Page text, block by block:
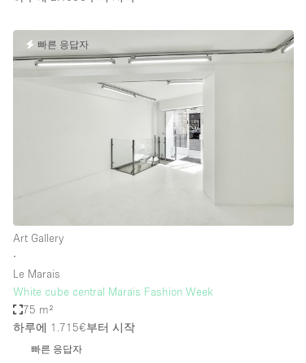
빠른 응답자
Art Gallery
∙
Le Marais
White cube central Marais Fashion Week
75 m²
하루에 1.715€부터 시작
빠른 응답자